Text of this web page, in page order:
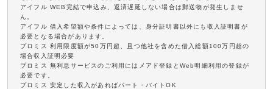
アイフル WEB完結で申込み、返済遅延しない場合は郵送物が発生しませ
ん。
アイフル 借入希望額や条件によっては、身分証明書以外にも収入証明書が
必要となる場合があります。
プロミス 利用限度額が50万円超、且つ他社を含めた借入総額100万円超の
場合収入証明必要
プロミス 無利息サービスのご利用にはメアド登録とWeb明細利用の登録が
必要です。
プロミス 安定した収入があればパート・バイトOK